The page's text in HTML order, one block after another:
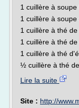
1 cuillère à
1 cuillère à
1 cuillère à thé
1 cuillère à thé
1 cuillère à thé
½ cuillère à thé
Lire la suite
Site : http://